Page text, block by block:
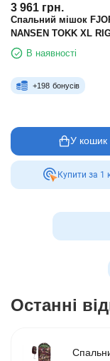
3 961 грн.
Спальний мішок
NANSEN TOKK XL
В наявності
+198 бонусів
У кошик
Купити за 1
Останні